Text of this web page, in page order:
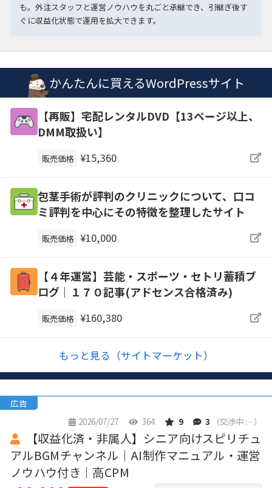
も。外注スタッフと運営ノウハウを丸ごと承継でき、引継ぎ後す
ぐに収益化状態で運用を拡大できます。
かんたんに買えるWordPressサイト
【再販】宅配レンタルDVD【13ページ以上、
DMM取扱い】
販売価格 ¥15,360
包茎手術が評判のクリニックについて、口コ
ミ評判を中心にその特徴を整理したサイト
販売価格 ¥10,000
【４年運営】芸能・スポーツ・セトリ蓄積ブ
ログ｜１７０記事(アドセンス合格済み)
販売価格 ¥160,380
もっと見る（サイトマーケット）
広告
2026/07/27
364 9 3 （交渉中 : - ）
【収益化済・非属人】シニア向けスピリチュ
アルBGMチャンネル｜AI制作マニュアル・運営
ノウハウ付き｜高CPM